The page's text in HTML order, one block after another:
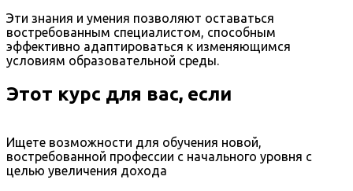
Эти знания и умения позволяют оставаться
востребованным специалистом, способным
эффективно адаптироваться к изменяющимся
условиям образовательной среды.
Этот курс для вас, если
Ищете возможности для обучения новой,
востребованной профессии с начального уровня с
целью увеличения дохода